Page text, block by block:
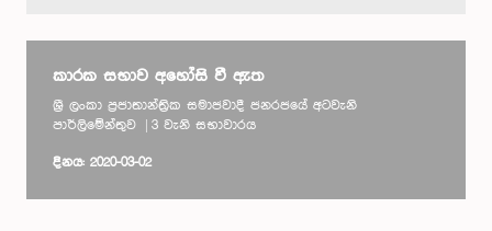
කාරක සභාව අහෝසි වී ඇත
ශ්‍රී ලංකා ප්‍රජාතාන්ත්‍රික සමාජවාදී ජනරජයේ අටවැනි
පාර්ලිමේන්තුව | 3 වැනි සභාවාරය
දිනය: 2020-03-02